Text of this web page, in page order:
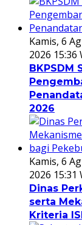
Kamis, 6
2026 15:36
BKPSDM
2026
Kamis, 6
2026 15:31
Dinas
serta
Kriteria